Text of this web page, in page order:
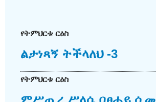
የትምህርቱ ርዕስ
ልታነጻኝ ትችላለህ -3
የትምህርቱ ርዕስ